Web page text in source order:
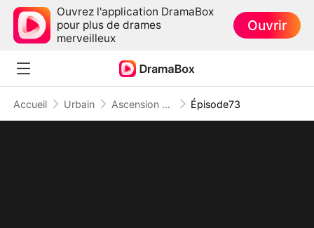
Ouvrez l'application DramaBox
pour plus de drames
merveilleux
Ouvrir
Accueil Urbain Ascension d'un Employé Épisode73